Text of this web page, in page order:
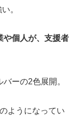
。
や個人が、支援者
ーの2色展開。
ようになってい